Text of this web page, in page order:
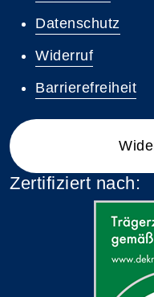
Datenschutz
Widerruf
Barrierefreiheit
Zertifiziert nach: